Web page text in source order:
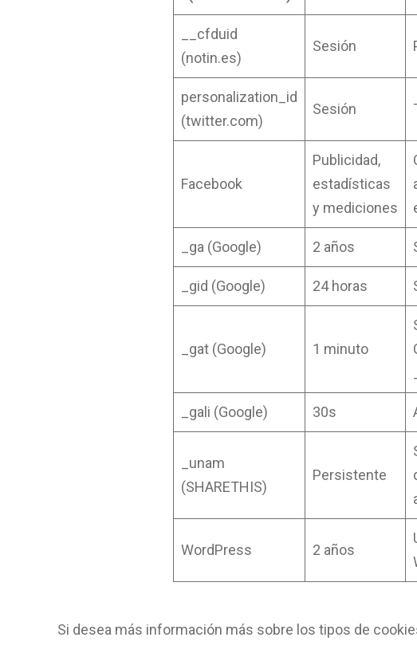
__cfduid
(notin.es)
Sesión
personalization_id
(twitter.com)
Sesión
Facebook
Publicidad,
estadísticas
y mediciones
_ga (Google) 2 años
_gid (Google) 24 horas
_gat (Google) 1 minuto
_gali (Google) 30s
_unam
(SHARETHIS)
Persistente
WordPress 2 años
Si desea más información más sobre los tipos de